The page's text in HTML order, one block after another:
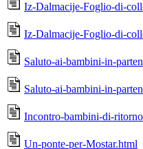
Iz-Dalmacije-Foglio-di-
Iz-Dalmacije-Foglio-di-
Saluto-ai-bambini-in-
Saluto-ai-bambini-in-
Incontro-bambini-di-
Un-ponte-per-Mostar.html